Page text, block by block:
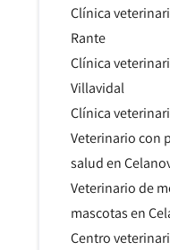
Clínica
Rante
Clínica
Villavidal
Clínica
Veterinario con
salud en
Veterinario de
mascotas en
Centro